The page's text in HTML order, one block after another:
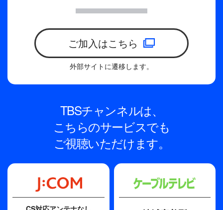
ご加入はこちら
外部サイトに遷移します。
TBSチャンネルは、
こちらのサービスでも
ご視聴いただけます。